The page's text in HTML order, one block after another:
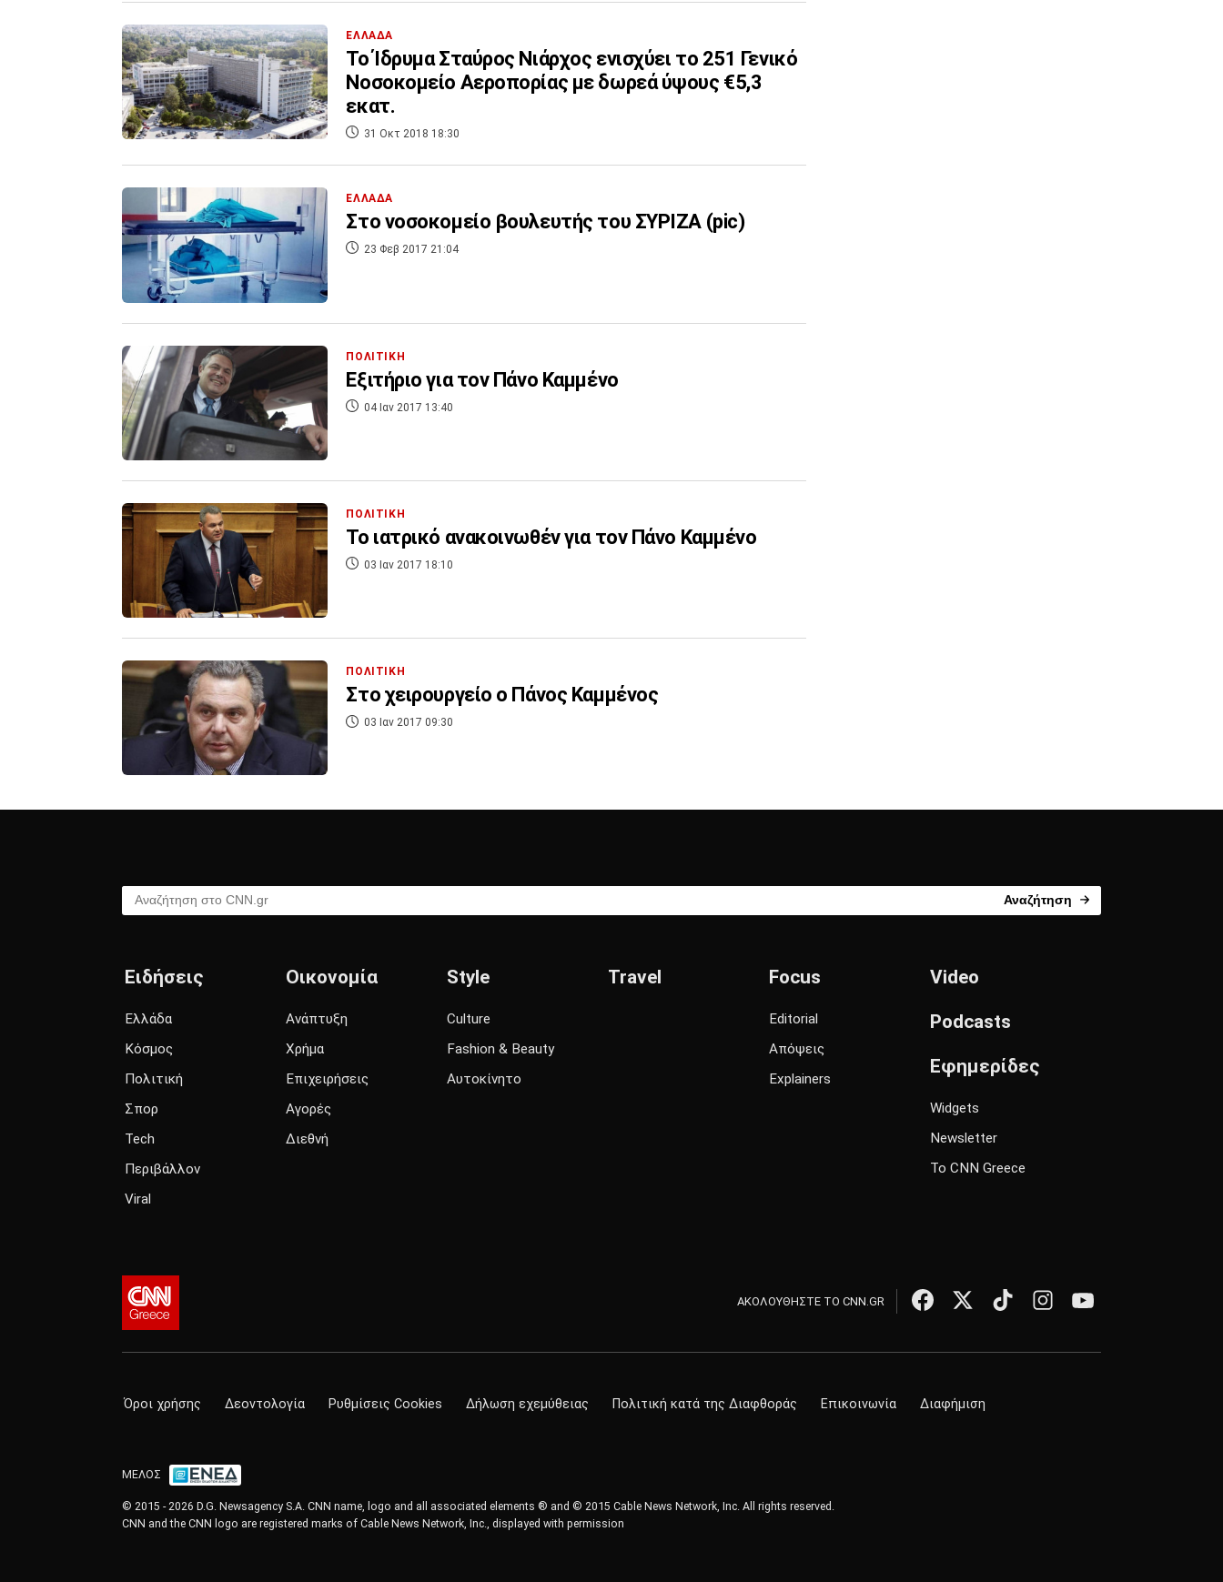
ΕΛΛΑΔΑ
Το Ίδρυμα Σταύρος Νιάρχος ενισχύει το 251 Γενικό
Νοσοκομείο Αεροπορίας με δωρεά ύψους €5,3
εκατ.
31 Οκτ 2018 18:30
ΕΛΛΑΔΑ
Στο νοσοκομείο βουλευτής του ΣΥΡΙΖΑ (pic)
23 Φεβ 2017 21:04
ΠΟΛΙΤΙΚΗ
Εξιτήριο για τον Πάνο Καμμένο
04 Ιαν 2017 13:40
ΠΟΛΙΤΙΚΗ
Το ιατρικό ανακοινωθέν για τον Πάνο Καμμένο
03 Ιαν 2017 18:10
ΠΟΛΙΤΙΚΗ
Στο χειρουργείο ο Πάνος Καμμένος
03 Ιαν 2017 09:30
Αναζήτηση στο CNN.gr Αναζήτηση
Ειδήσεις
Ελλάδα
Κόσμος
Πολιτική
Σπορ
Tech
Περιβάλλον
Viral
Οικονομία
Ανάπτυξη
Χρήμα
Επιχειρήσεις
Αγορές
Διεθνή
Style
Culture
Fashion & Beauty
Αυτοκίνητο
Travel Focus
Editorial
Απόψεις
Explainers
Video
Podcasts
Εφημερίδες
Widgets
Newsletter
Το CNN Greece
ΑΚΟΛΟΥΘΗΣΤΕ ΤΟ CNN.GR
Όροι χρήσης Δεοντολογία Ρυθμίσεις Cookies Δήλωση εχεμύθειας Πολιτική κατά της Διαφθοράς Επικοινωνία Διαφήμιση
ΜΕΛΟΣ
© 2015 - 2026 D.G. Newsagency S.A. CNN name, logo and all associated elements ® and © 2015 Cable News Network, Inc. All rights reserved.
CNN and the CNN logo are registered marks of Cable News Network, Inc., displayed with permission